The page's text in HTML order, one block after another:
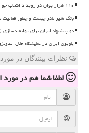
۱۱۰ هزار جوان در رویداد انتخاب جوان سال نام نویسی کردند
بانک شیر مادر چیست و چطور فعالیت
دو پیشنهاد ایران برای
پاویون ایران در نمایشگاه حلال
نظرات بینندگان در
لطفا شما همدر مورد